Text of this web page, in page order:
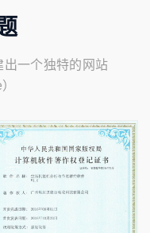
出一个独特的网站